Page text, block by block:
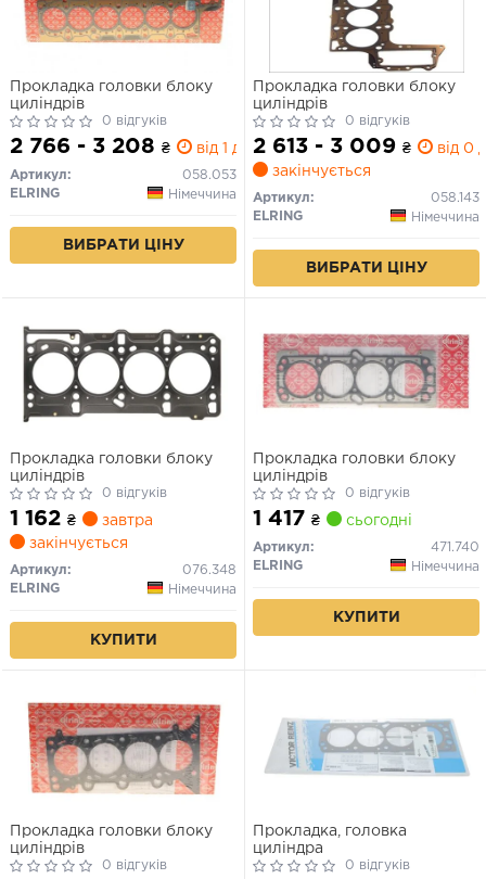
Прокладка головки блоку
циліндрів
0 відгуків
2 766 - 3 208 ₴ від 1 дн.
Артикул:
058.053
ELRING
Німеччина
ВИБРАТИ ЦІНУ
Прокладка головки блоку
циліндрів
0 відгуків
2 613 - 3 009 ₴
від 0
закінчується
Артикул:
058.143
ELRING
Німеччина
ВИБРАТИ ЦІНУ
Прокладка головки блоку
циліндрів
0 відгуків
1 162 ₴
завтра
закінчується
Артикул:
076.348
ELRING
Німеччина
КУПИТИ
Прокладка головки блоку
циліндрів
0 відгуків
1 417 ₴ сьогодні
Артикул:
471.740
ELRING
Німеччина
КУПИТИ
Прокладка головки блоку
циліндрів
0 відгуків
Прокладка, головка
циліндра
0 відгуків